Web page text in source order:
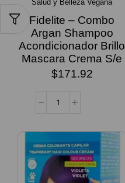
Salud y Belleza Vegana
Fidelite – Combo
Argan Shampoo
Acondicionador Brillo
Mascara Crema S/e
$171.92